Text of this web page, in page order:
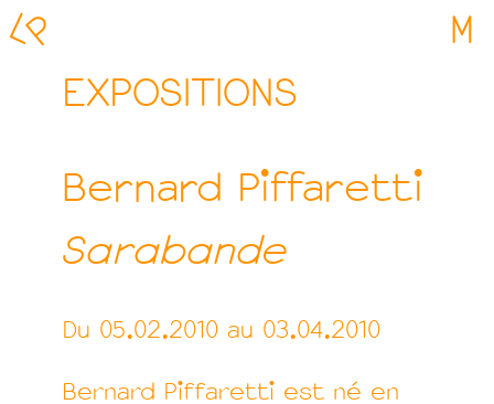
M
L
P
EXPOSITIONS
Bernard Piffaretti
Sarabande
Du 05.02.2010 au 03.04.2010
Bernard Piffaretti est né en